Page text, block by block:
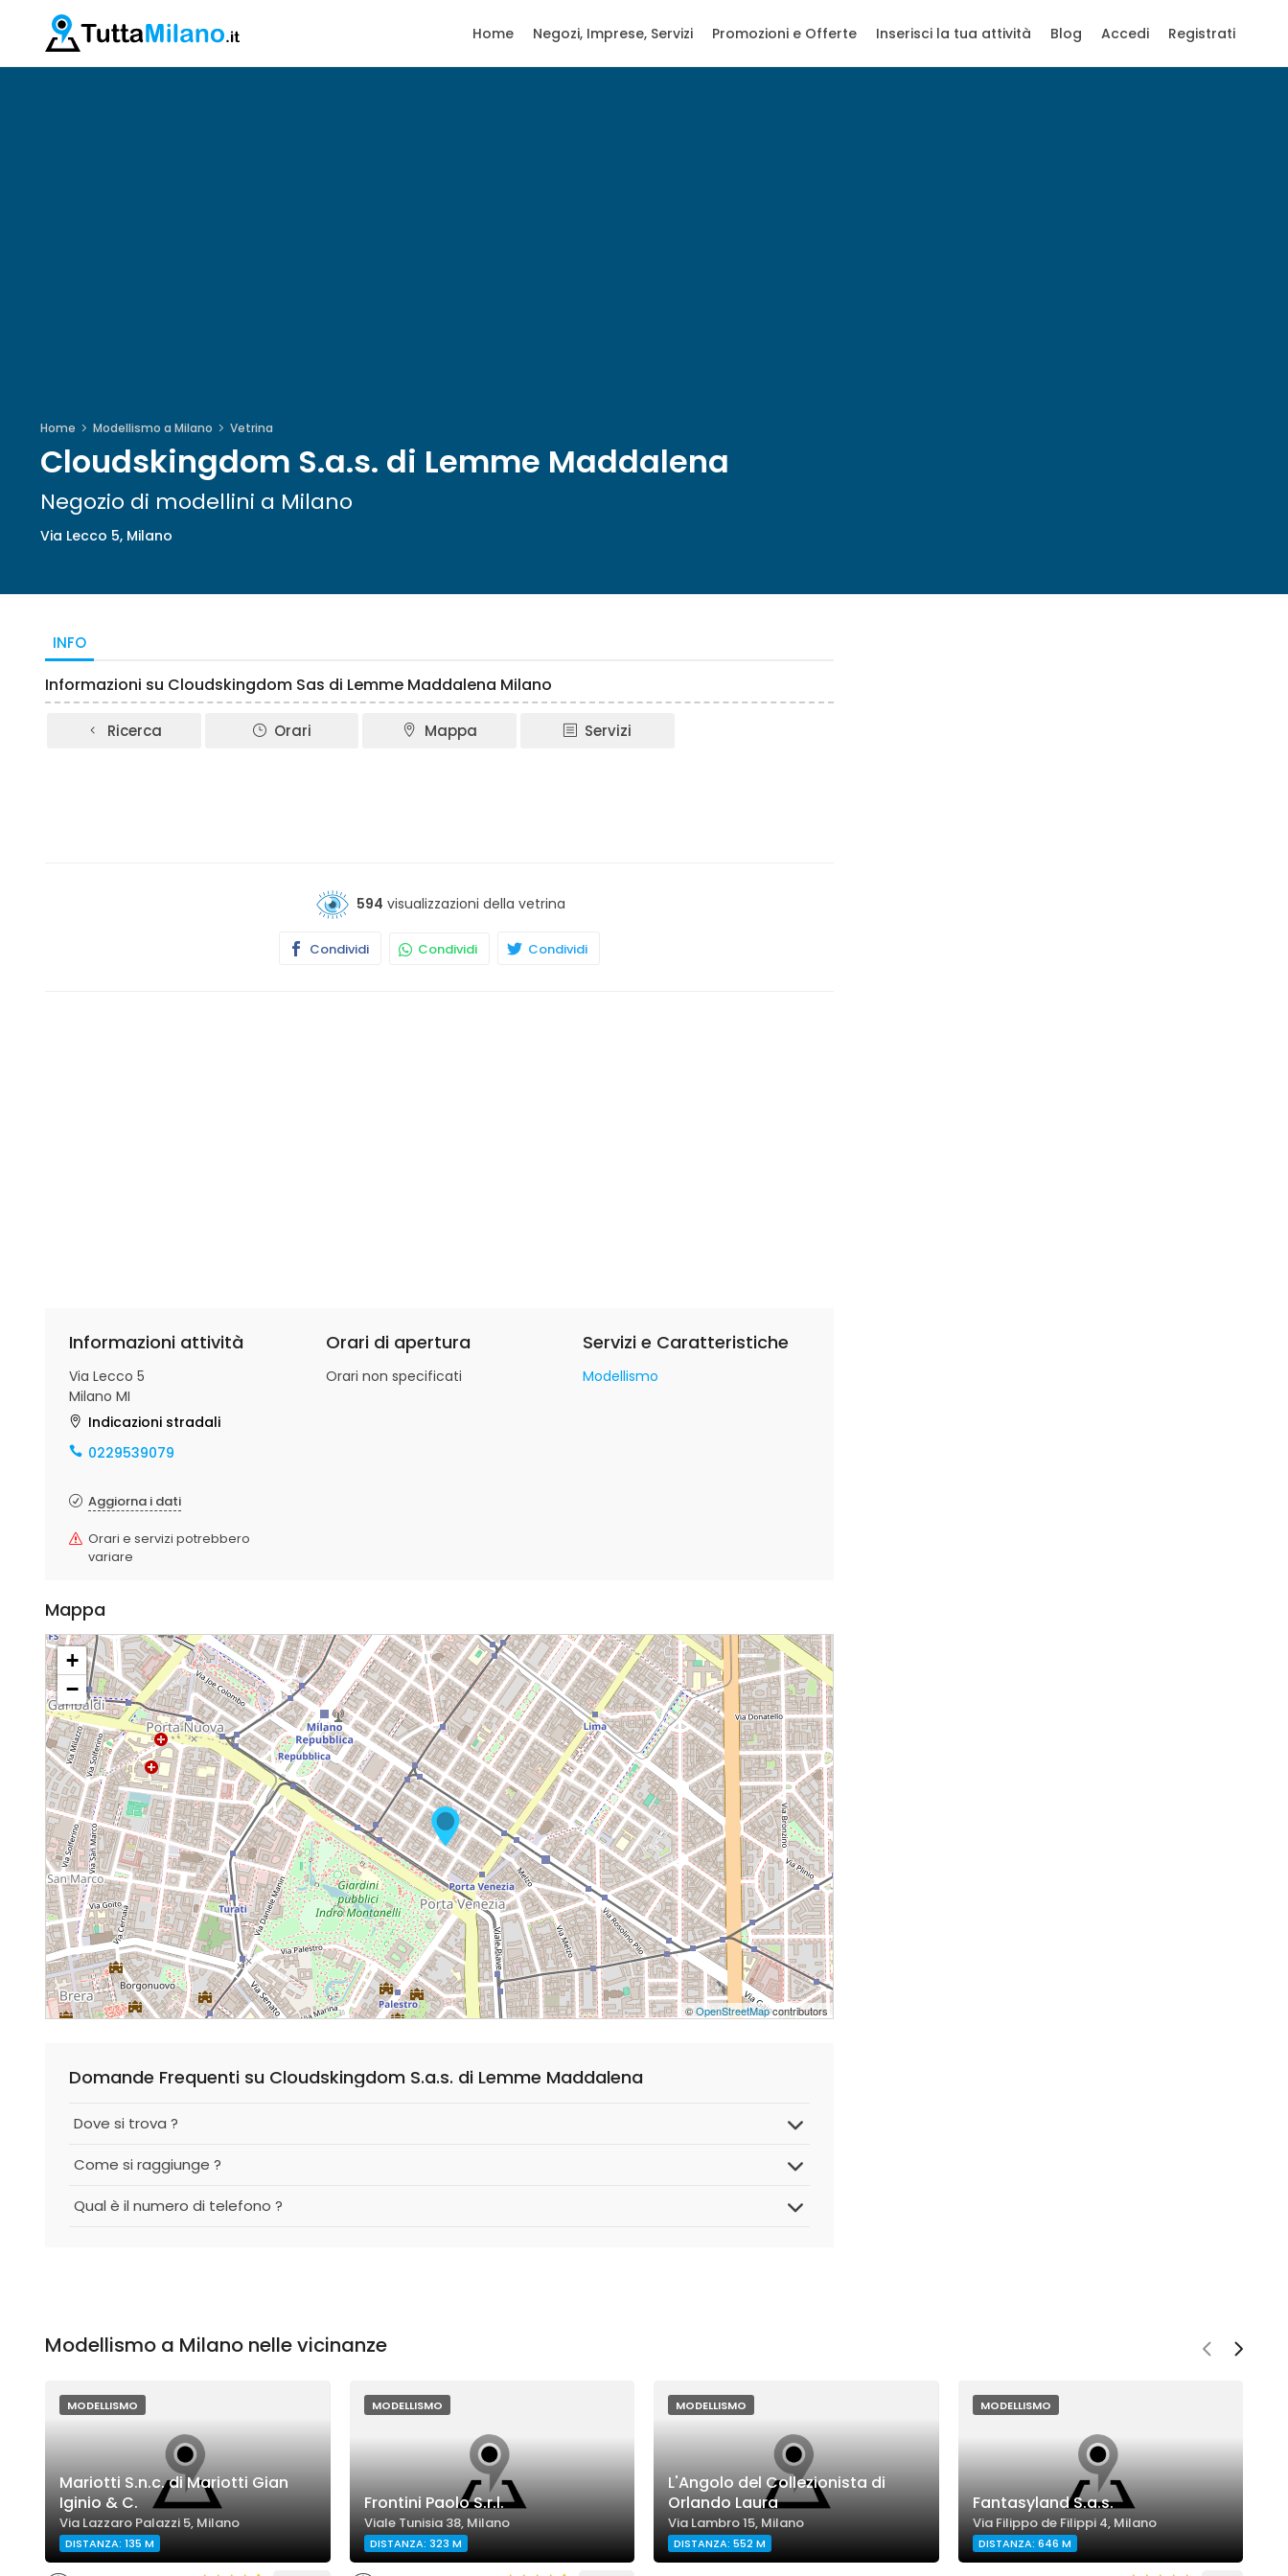
Home Negozi, Imprese, Servizi Promozioni e Offerte Inserisci la tua attività Blog Accedi Registrati
Home Modellismo a Milano Vetrina
Cloudskingdom S.a.s. di Lemme Maddalena
Negozio di modellini a Milano
Via Lecco 5, Milano
INFO
Informazioni su Cloudskingdom Sas di Lemme Maddalena Milano
Ricerca Orari Mappa Servizi
594 visualizzazioni della vetrina
Condividi Condividi Condividi
Informazioni attività
Via Lecco 5
Milano MI
Indicazioni stradali
0229539079
Aggiorna i dati
Orari e servizi potrebbero
variare
Orari di apertura
Orari non specificati
Servizi e Caratteristiche
Modellismo
Mappa
+
−
©OpenStreetMapcontributors
Domande Frequenti su Cloudskingdom S.a.s. di Lemme Maddalena
Dove si trova ?
Come si raggiunge ?
Qual è il numero di telefono ?
Modellismo a Milano nelle vicinanze
MODELLISMO
Mariotti S.n.c. di Mariotti Gian
Iginio & C.
Via Lazzaro Palazzi 5, Milano
DISTANZA: 135 M
MODELLISMO
Frontini Paolo S.r.l.
Viale Tunisia 38, Milano
DISTANZA: 323 M
MODELLISMO
L'Angolo del Collezionista di
Orlando Laura
Via Lambro 15, Milano
DISTANZA: 552 M
MODELLISMO
Fantasyland S.a.s.
Via Filippo de Filippi 4, Milano
DISTANZA: 646 M